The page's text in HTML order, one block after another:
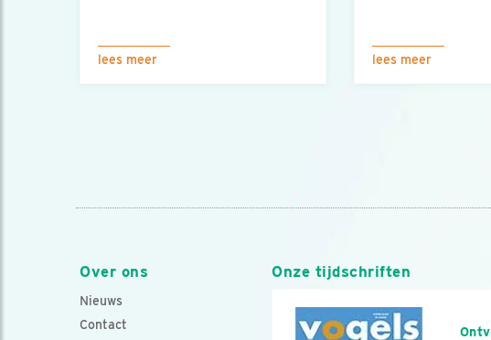
lees meer lees meer
Over ons
Nieuws
Contact
Onze tijdschriften